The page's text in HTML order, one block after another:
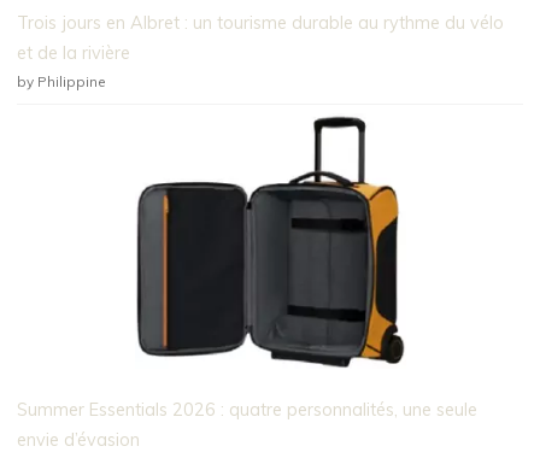
Trois jours en Albret : un tourisme durable au rythme du vélo
et de la rivière
by Philippine
Summer Essentials 2026 : quatre personnalités, une seule
envie d’évasion